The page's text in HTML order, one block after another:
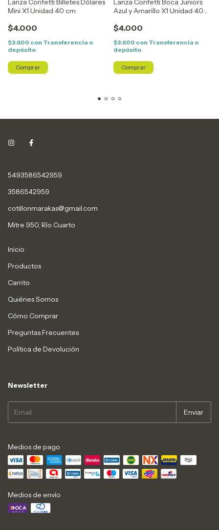
Lanza Confetti Billetes Dólares
Mini X1 Unidad 40 cm
$4.000
$3.600 con Transferencia o
depósito
Lanza Confetti Boca Juniors
Azul y Amarillo X1 Unidad 40
$4.000
$3.600 con Transferencia o
depósito
5493586542959
3586542959
cotillonmarakas@gmail.com
Mitre 950, Río Cuarto
Inicio
Productos
Carrito
Quiénes Somos
Cómo Comprar
Preguntas Frecuentes
Política de Devolución
Newsletter
Medios de pago
Medios de envío